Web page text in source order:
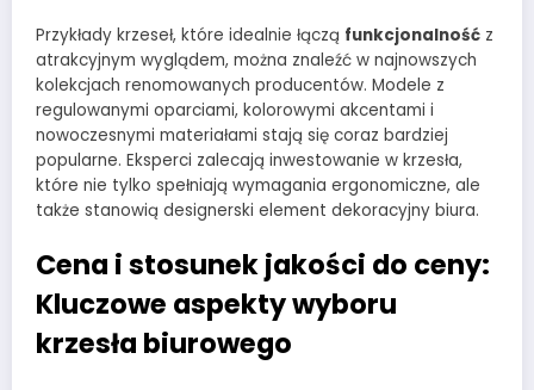
Przykłady krzeseł, które idealnie łączą funkcjonalność z
atrakcyjnym wyglądem, można znaleźć w najnowszych
kolekcjach renomowanych producentów. Modele z
regulowanymi oparciami, kolorowymi akcentami i
nowoczesnymi materiałami stają się coraz bardziej
popularne. Eksperci zalecają inwestowanie w krzesła,
które nie tylko spełniają wymagania ergonomiczne, ale
także stanowią designerski element dekoracyjny biura.
Cena i stosunek jakości do ceny:
Kluczowe aspekty wyboru
krzesła biurowego